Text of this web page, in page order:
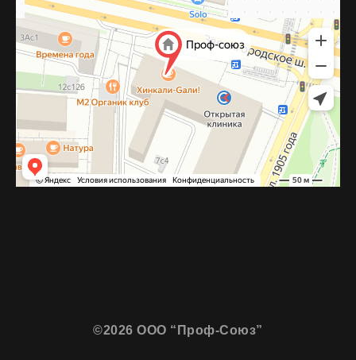
©2026 ООО “Проф-Союз”